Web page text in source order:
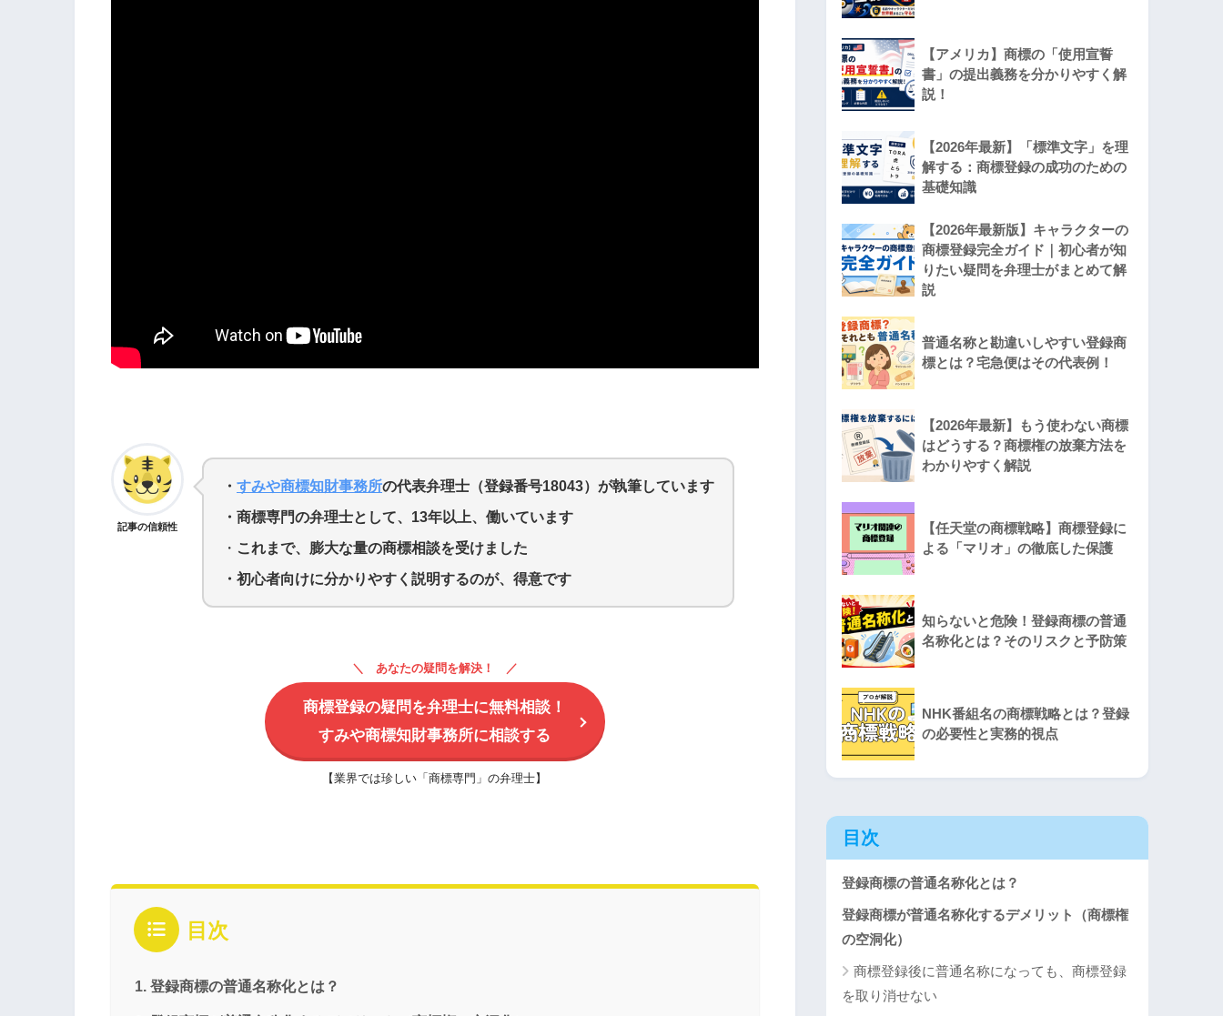
記事の信頼性
・ すみや商標知財事務所の代表弁理士（登録番号18043）が執筆しています
・商標専門の弁理士として、13年以上、働いています
・ これまで、膨大な量の商標相談を受けました
・初心者向けに分かりやすく説明するのが、得意です
あなたの疑問を解決！
商標登録の疑問を弁理士に無料相談！
すみや商標知財事務所に相談する
【業界では珍しい「商標専門」の弁理士】
目次
登録商標の普通名称化とは？
【アメリカ】商標の「使用宣誓
書」の提出義務を分かりやすく解
説！
【2026年最新】「標準文字」を理
解する：商標登録の成功のための
基礎知識
【2026年最新版】キャラクターの
商標登録完全ガイド｜初心者が知
りたい疑問を弁理士がまとめて解
説
普通名称と勘違いしやすい登録商
標とは？宅急便はその代表例！
【2026年最新】もう使わない商標
はどうする？商標権の放棄方法を
わかりやすく解説
【任天堂の商標戦略】商標登録に
よる「マリオ」の徹底した保護
知らないと危険！登録商標の普通
名称化とは？そのリスクと予防策
NHK番組名の商標戦略とは？登録
の必要性と実務的視点
目次
登録商標の普通名称化とは？
登録商標が普通名称化するデメリット（商標権
の空洞化）
商標登録後に普通名称になっても、商標登録
を取り消せない